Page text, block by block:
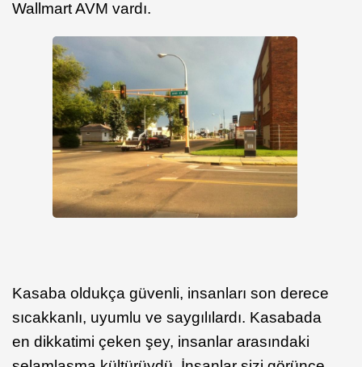
Wallmart AVM vardı.
Kasaba oldukça güvenli, insanları son derece
sıcakkanlı, uyumlu ve saygılılardı. Kasabada
en dikkatimi çeken şey, insanlar arasındaki